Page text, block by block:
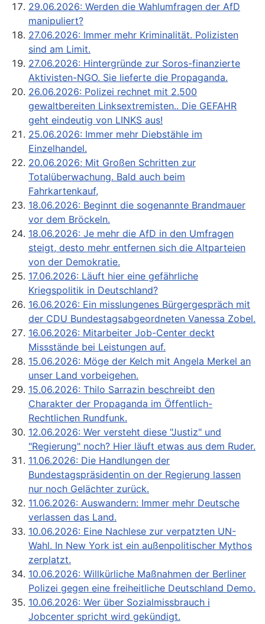
29.06.2026: Werden die Wahlumfragen der AfD
manipuliert?
27.06.2026: Immer mehr Kriminalität. Polizisten
sind am Limit.
27.06.2026: Hintergründe zur Soros-finanzierte
Aktivisten-NGO. Sie lieferte die Propaganda.
26.06.2026: Polizei rechnet mit 2.500
gewaltbereiten Linksextremisten.. Die GEFAHR
geht eindeutig von LINKS aus!
25.06.2026: Immer mehr Diebstähle im
Einzelhandel.
20.06.2026; Mit Großen Schritten zur
Totalüberwachung. Bald auch beim
Fahrkartenkauf,
18.06.2026: Beginnt die sogenannte Brandmauer
vor dem Bröckeln.
18.06.2026: Je mehr die AfD in den Umfragen
steigt, desto mehr entfernen sich die Altparteien
von der Demokratie.
17.06.2026: Läuft hier eine gefährliche
Kriegspolitik in Deutschland?
16.06.2026: Ein misslungenes Bürgergespräch mit
der CDU Bundestagsabgeordneten Vanessa Zobel.
16.06.2026: Mitarbeiter Job-Center deckt
Missstände bei Leistungen auf.
15.06.2026: Möge der Kelch mit Angela Merkel an
unser Land vorbeigehen.
15.06.2026: Thilo Sarrazin beschreibt den
Charakter der Propaganda im Öffentlich-
Rechtlichen Rundfunk.
12.06.2026: Wer versteht diese "Justiz" und
"Regierung" noch? Hier läuft etwas aus dem Ruder.
11.06.2026: Die Handlungen der
Bundestagspräsidentin on der Regierung lassen
nur noch Gelächter zurück.
11.06.2026: Auswandern: Immer mehr Deutsche
verlassen das Land.
10.06.2026: Eine Nachlese zur verpatzten UN-
Wahl. In New York ist ein außenpolitischer Mythos
zerplatzt.
10.06.2026: Willkürliche Maßnahmen der Berliner
Polizei gegen eine freiheitliche Deutschland Demo.
10.06.2026: Wer über Sozialmissbrauch i
Jobcenter spricht wird gekündigt.